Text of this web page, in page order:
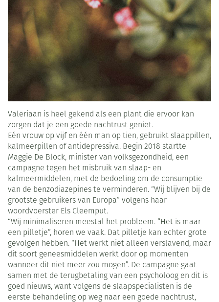
Valeriaan is heel gekend als een plant die ervoor kan
zorgen dat je een goede nachtrust geniet.
Eén vrouw op vijf en één man op tien, gebruikt slaappillen,
kalmeerpillen of antidepressiva. Begin 2018 startte
Maggie De Block, minister van volksgezondheid, een
campagne tegen het misbruik van slaap- en
kalmeermiddelen, met de bedoeling om de consumptie
van de benzodiazepines te verminderen. “Wij blijven bij de
grootste gebruikers van Europa” volgens haar
woordvoerster Els Cleemput.
“Wij minimaliseren meestal het probleem. “Het is maar
een pilletje”, horen we vaak. Dat pilletje kan echter grote
gevolgen hebben. “Het werkt niet alleen verslavend, maar
dit soort geneesmiddelen werkt door op momenten
wanneer dit niet meer zou mogen”. De campagne gaat
samen met de terugbetaling van een psycholoog en dit is
goed nieuws, want volgens de slaapspecialisten is de
eerste behandeling op weg naar een goede nachtrust,